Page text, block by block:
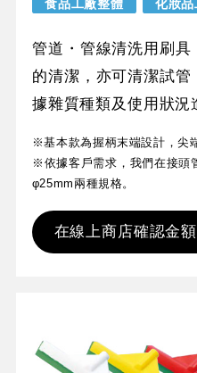
食品工廠整體 化妝品
管道・管線清洗用刷具
的清潔，亦可清潔試
據雜質種類及使用狀況
※基本款為握柄末端設計，尖
※依據客戶需求，我們在接頭
φ25mm兩種規格。
在線上商店確認金額